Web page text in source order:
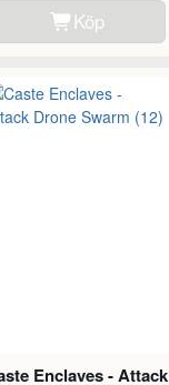
Köp
Enclaves - Attack